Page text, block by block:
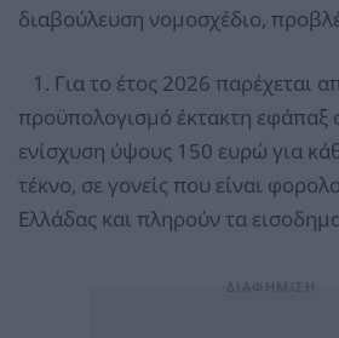
διαβούλευση νομοσχέδιο,
1. Για το έτος 2026 παρέχεται
προϋπολογισμό έκτακτη εφάπαξ
ενίσχυση ύψους 150 ευρώ για
τέκνο, σε γονείς που είναι
Ελλάδας και πληρούν τα